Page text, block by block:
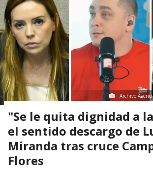
Archivo
"Se le quita dignidad a
el sentido descargo de
Miranda tras cruce
Flores